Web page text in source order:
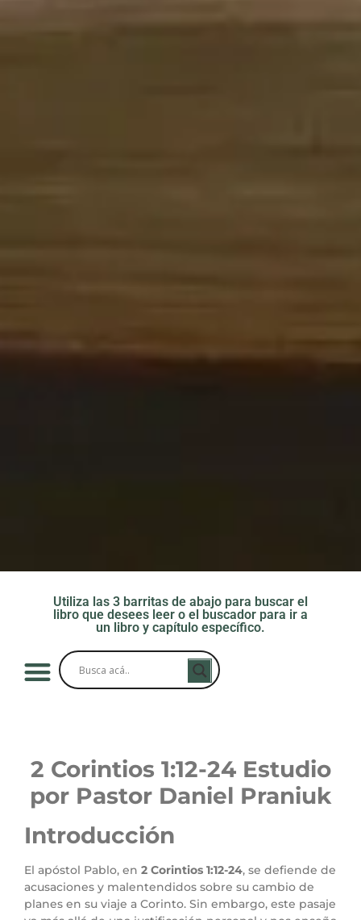
Utiliza las 3 barritas de abajo para buscar el
libro que desees leer o el buscador para ir a
un libro y capítulo específico.
2 Corintios 1:12-24 Estudio
por Pastor Daniel Praniuk
Introducción
El apóstol Pablo, en 2 Corintios 1:12-24, se defiende de
acusaciones y malentendidos sobre su cambio de
planes en su viaje a Corinto. Sin embargo, este pasaje